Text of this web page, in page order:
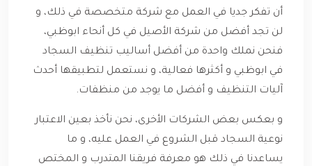
أن تفكر جديا في العمل مع شركة متخصصة في ذلك، و
لن تجد أفضل من شركة الأصيل في كل أنحاء ابوظبي،
فنحن نملك واحدة من أفضل أساليب تنظيف السجاد
في ابوظبي و أكثرها فعالية، و نستعمل لتطبيقها أحدث
آليات التنظيف و أفضل ما يوجد من منظفات.
و بعكس بعض الشركات الأخرى، نحن نأخذ بعين الاعتبار
نوعية السجاد قبل الشروع في العمل عليه، و ما
يساعدنا في ذلك هو معرفة فريقنا المتدرب و المختص